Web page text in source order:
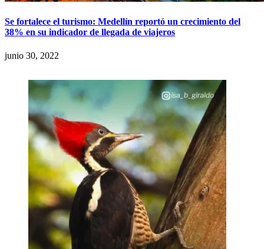
Se fortalece el turismo: Medellín reportó un crecimiento del
38% en su indicador de llegada de viajeros
junio 30, 2022